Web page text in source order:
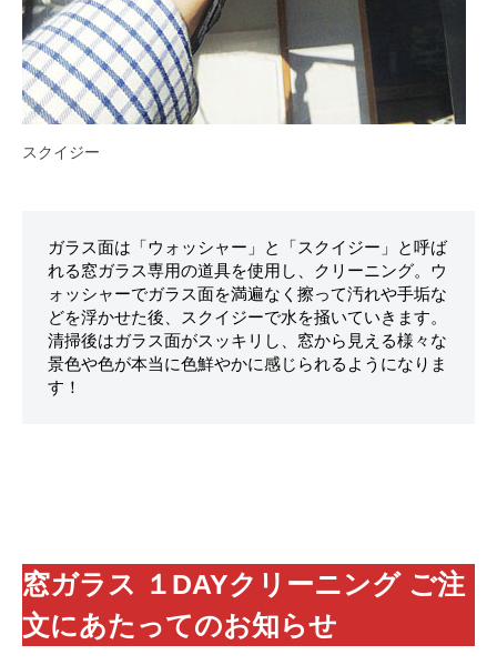
スクイジー
ガラス面は「ウォッシャー」と「スクイジー」と呼ば
れる窓ガラス専用の道具を使用し、クリーニング。ウ
ォッシャーでガラス面を満遍なく擦って汚れや手垢な
どを浮かせた後、スクイジーで水を掻いていきます。
清掃後はガラス面がスッキリし、窓から見える様々な
景色や色が本当に色鮮やかに感じられるようになりま
す！
窓ガラス １DAYクリーニング ご注
文にあたってのお知らせ